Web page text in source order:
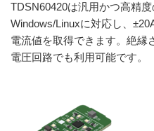
TDSN60420は汎用かつ高精
Windows/Linuxに対応し、
電流値を取得できます。絶縁
電圧回路でも利用可能です。